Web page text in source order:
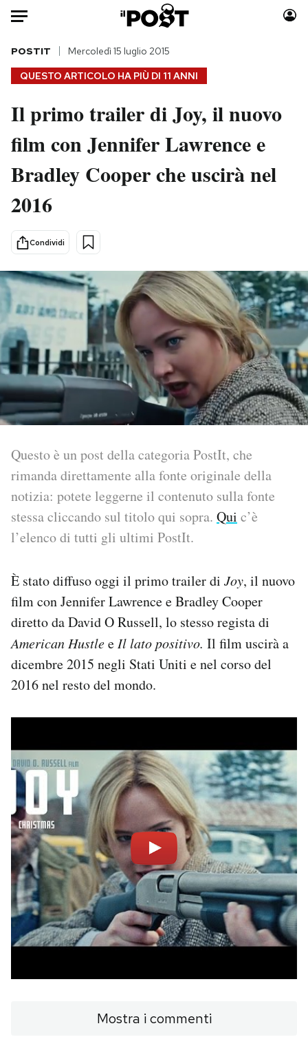
Auto
HOME
Italia
Politica
Tecnologia
Scienza
Cultura
Economia
Sport
Moda
Consumismi
Storie/Idee
Mondiali calcio 2026
NEWSLETTER
I MIEI PREFERITI
SHOP
CALENDARIO
Area Personale
Newsletter
Notifiche mobile
Regala il Post
Hai bisogno di aiuto?
Esci
QUESTO ARTICOLO HA PIÙ DI 11 ANNI
POSTIT Mercoledì 15 luglio 2015
Il primo trailer di Joy, il nuovo
film con Jennifer Lawrence e
Bradley Cooper che uscirà nel
2016
Condividi
Questo è un post della categoria PostIt, che
rimanda direttamente alla fonte originale della
notizia: potete leggerne il contenuto sulla fonte
stessa cliccando sul titolo qui sopra. Qui c’è
l’elenco di tutti gli ultimi PostIt.
È stato diffuso oggi il primo trailer di Joy, il nuovo
film con Jennifer Lawrence e Bradley Cooper
diretto da David O Russell, lo stesso regista di
American Hustlee Il lato positivo. Il film uscirà a
dicembre 2015 negli Stati Uniti e nel corso del
2016 nel resto del mondo.
Mostra i commenti